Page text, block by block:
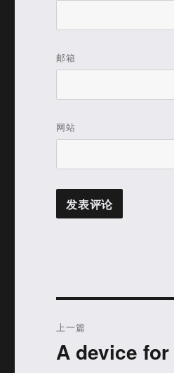
邮箱
网站
章
上一篇
上
A device